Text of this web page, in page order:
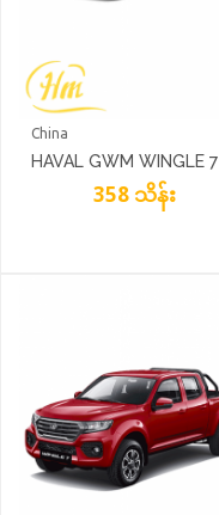
China
HAVAL GWM WINGLE 7
358 သိန်း